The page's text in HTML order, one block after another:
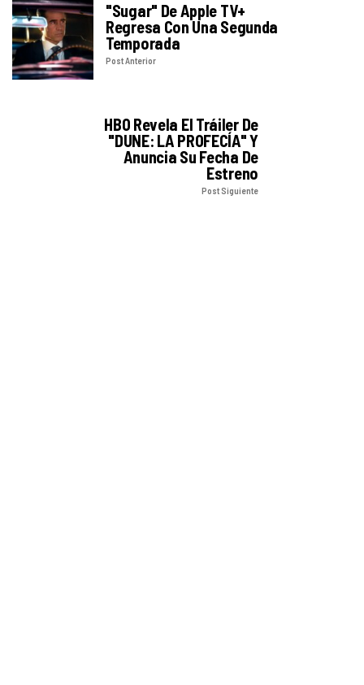
"Sugar" De Apple TV+
Regresa Con Una Segunda
Temporada
Post Anterior
HBO Revela El Tráiler De
"DUNE: LA PROFECÍA" Y
Anuncia Su Fecha De
Estreno
Post Siguiente